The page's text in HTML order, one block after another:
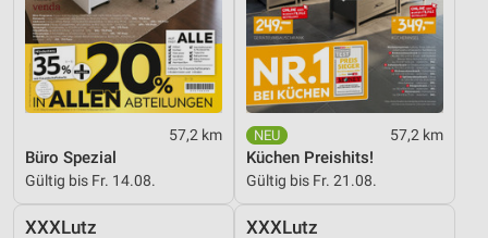
57,2 km
Büro Spezial
Gültig bis Fr. 14.08.
57,2 km
Küchen Preishits!
Gültig bis Fr. 21.08.
XXXLutz XXXLutz